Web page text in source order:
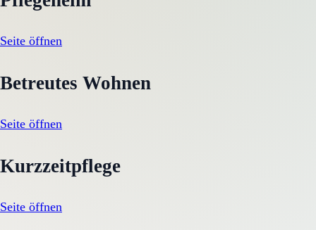
Seite öffnen
Betreutes Wohnen
Seite öffnen
Kurzzeitpflege
Seite öffnen